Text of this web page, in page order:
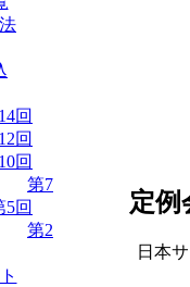
回
回
回
第7
5回
第2
定例
日本